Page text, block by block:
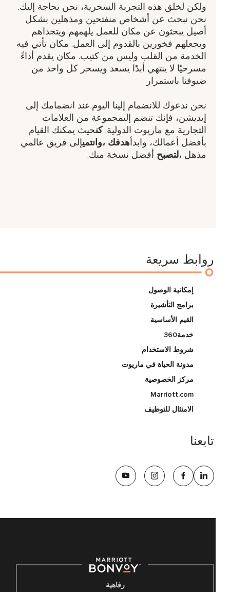
ولكن لخلق هذه التجربة السحرية، نحن بحاجة إليك.
نحن نبحث عن أشخاص منفتحين ومذهلين بشكل
أصيل يبحثون عن مكان للعمل يلهمهم ويتحداهم
ويجعلهم فخورين بالقدوم إلى العمل. مكان تأتي فيه
الخدمة من القلب وليس من كتيب. مكان يقدم أداءً
مسرحيًا لا ينتهي أبدًا يسعد ويسحر كل واحد من
ضيوفنا باستمرار
نحن ندعوك للانضمام إلينا اليوم.عند انضمامك إلى
إيديشن، فإنك تنضم إلىمجموعة من العلامات
التجارية مع ماريوت الدولية.كنحيث يمكنك القيام
بأفضل أعمالك، وابدأهدفك ​،وانتميإلى فريق عالمي
مذهل ​،لتصبحأفضل نسخة منك.
روابط سريعة
إمكانية الوصول
برامج التأشيرة
القيم الأساسية
خدمة360
شروط الاستخدام
مدونة الحياة في ماريوت
مركز الخصوصية
Marriott.com
الامتثال للتوظيف
تابعنا
رفاهية